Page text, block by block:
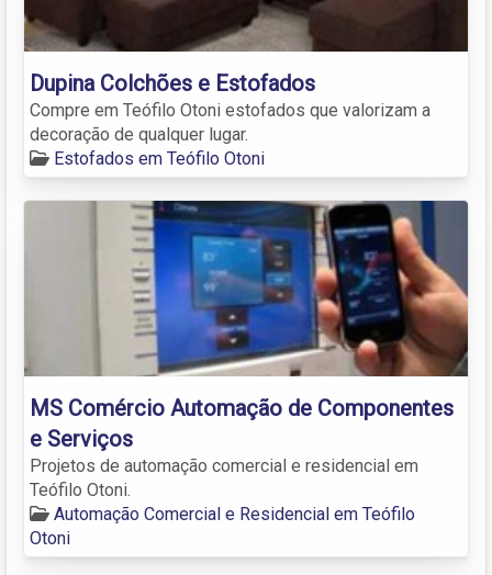
Dupina Colchões e Estofados
Compre em Teófilo Otoni estofados que valorizam a
decoração de qualquer lugar.
Estofados em Teófilo Otoni
MS Comércio Automação de Componentes
e Serviços
Projetos de automação comercial e residencial em
Teófilo Otoni.
Automação Comercial e Residencial em Teófilo
Otoni